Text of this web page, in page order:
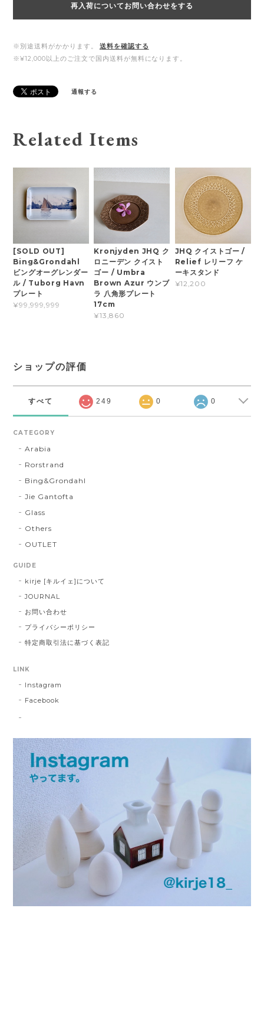
再入荷についてお問い合わせをする
※別途送料がかかります。
送料を確認する
※¥12,000以上のご注文で国内送料が無料になります。
通報する
Related Items
[SOLD OUT]
Bing&Grondahl
ビングオーグレンダー
ル / Tuborg Havn
プレート
¥99,999,999
Kronjyden JHQ ク
ロニーデン クイスト
ゴー / Umbra
Brown Azur ウンブ
ラ 八角形プレート
17cm
¥13,860
JHQ クイストゴー /
Relief レリーフ ケ
ーキスタンド
¥12,200
ショップの評価
すべて 249 0 0
CATEGORY
Arabia
Rorstrand
Bing&Grondahl
Jie Gantofta
Glass
Others
OUTLET
GUIDE
kirje [キルイェ]について
JOURNAL
お問い合わせ
プライバシーポリシー
特定商取引法に基づく表記
LINK
Instagram
Facebook